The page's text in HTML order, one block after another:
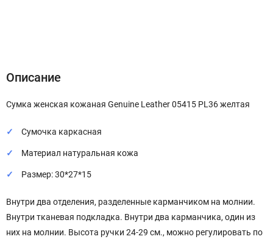
Описание
Сумка женская кожаная Genuine Leather 05415 PL36 желтая
Сумочка каркасная
Материал натуральная кожа
Размер: 30*27*15
Внутри два отделения, разделенные карманчиком на молнии.
Внутри тканевая подкладка. Внутри два карманчика, один из
них на молнии. Высота ручки 24-29 см., можно регулировать по